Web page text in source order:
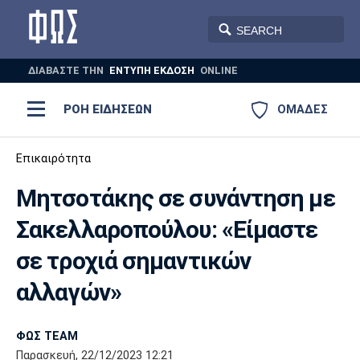
ΔΙΑΒΑΣΤΕ THN ΕΝΤΥΠΗ ΕΚΔΟΣΗ ONLINE
ΟΜΑΔΕΣ
ΡΟΗ ΕΙΔΗΣΕΩΝ
ΠΟΔΟΣΦΑΙΡΟ
ΠΟΛΟ
AUTO-MOTO PLUS
Ποδόσφαιρο
Super League 1
Super League 2
Γ Εθνική
Μπάσκετ
Ελλάδα
Εθνική
Ολυμπιακοί Αγώνες
Βόλεϊ
Ολυμπιακός ΑΕΚ ΠΑΟΚ
Επικαιρότητα
Μητσοτάκης σε συνάντηση με
Σακελλαροπούλου: «Είμαστε
σε τροχιά σημαντικών
αλλαγών»
ΦΩΣ TEAM
Παρασκευή, 22/12/2023 12:21